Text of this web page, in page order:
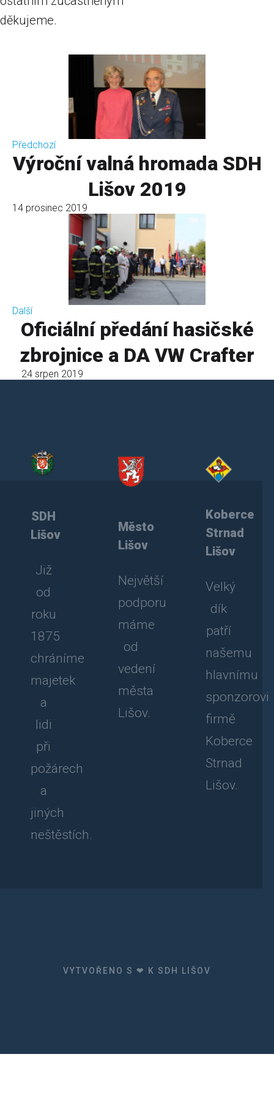
děkujeme.
Předchozí
Výroční valná hromada SDH
Lišov 2019
14 prosinec 2019
Další
Oficiální předání hasičské
zbrojnice a DA VW Crafter
24 srpen 2019
SDH
Lišov
Již
od
roku
1875
chráníme
majetek
a
lidi
při
požárech
a
jiných
neštěstích.
Město
Lišov
Největší
podporu
máme
od
vedení
města
Lišov.
Koberce
Strnad
Lišov
Velký
dík
patří
našemu
hlavnímu
sponzorovi
firmě
Koberce
Strnad
Lišov.
VYTVOŘENO S ❤ K SDH LIŠOV